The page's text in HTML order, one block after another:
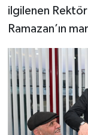
ilgilenen
Ramazan’ın
SEÇİM
ÇEVRE
BİLİM VE